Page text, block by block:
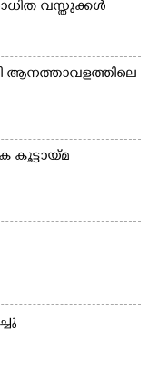
ഇടവേളയിൽ
കാഴ്ച.
വസ്തുക്കൾ
ആനത്താവളത്തിലെ
കൂട്ടായ്മ